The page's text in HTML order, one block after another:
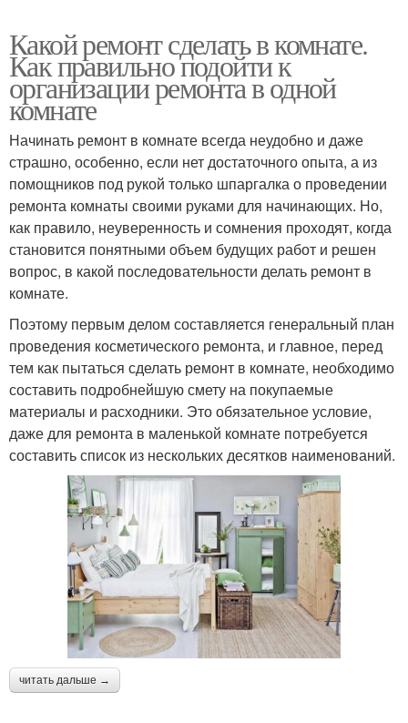
Какой ремонт сделать в комнате.
Как правильно подойти к
организации ремонта в одной
комнате
Начинать ремонт в комнате всегда неудобно и даже
страшно, особенно, если нет достаточного опыта, а из
помощников под рукой только шпаргалка о проведении
ремонта комнаты своими руками для начинающих. Но,
как правило, неуверенность и сомнения проходят, когда
становится понятными объем будущих работ и решен
вопрос, в какой последовательности делать ремонт в
комнате.
Поэтому первым делом составляется генеральный план
проведения косметического ремонта, и главное, перед
тем как пытаться сделать ремонт в комнате, необходимо
составить подробнейшую смету на покупаемые
материалы и расходники. Это обязательное условие,
даже для ремонта в маленькой комнате потребуется
составить список из нескольких десятков наименований.
читать дальше →